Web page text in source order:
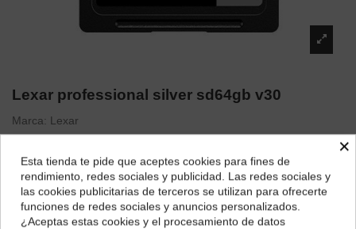
Lexar professional silver sd64gb v30
Marca: Lexar
¿Dónde deseas recibir tu pedido?
Selecciona tu ubicación para mostrarte los precios e
impuestos correctos para tu región.
×
Esta tienda te pide que aceptes cookies para fines de
rendimiento, redes sociales y publicidad. Las redes sociales y
las cookies publicitarias de terceros se utilizan para ofrecerte
funciones de redes sociales y anuncios personalizados.
¿Aceptas estas cookies y el procesamiento de datos